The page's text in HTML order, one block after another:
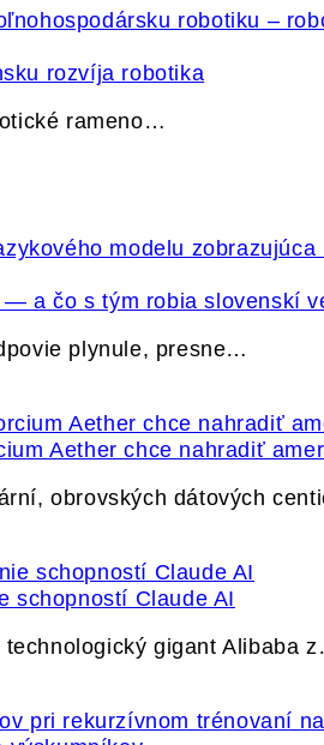
rozvíja robotika
rameno…
— a čo s tým robia slovenskí
plynule, presne…
Aether chce nahradiť
obrovských dátových
schopností Claude AI
gigant Alibaba